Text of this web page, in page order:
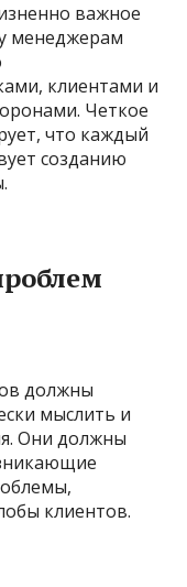
важное
менеджерам
клиентами и
Четкое
что каждый
созданию
должны
мыслить и
Они должны
клиентов.